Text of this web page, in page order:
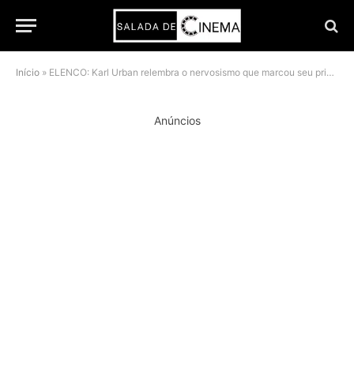
Início » ELENCO: Karl Urban relembra o nervosismo que marcou seu primeiro dia em O Senhor dos Anéis
Anúncios